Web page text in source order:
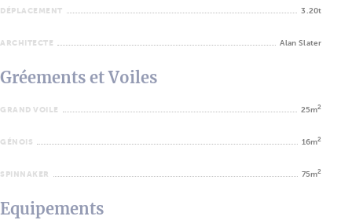
DÉPLACEMENT 3.20t
ARCHITECTE Alan Slater
Gréements et Voiles
GRAND VOILE 25m2
GÉNOIS 16m2
SPINNAKER 75m2
Equipements